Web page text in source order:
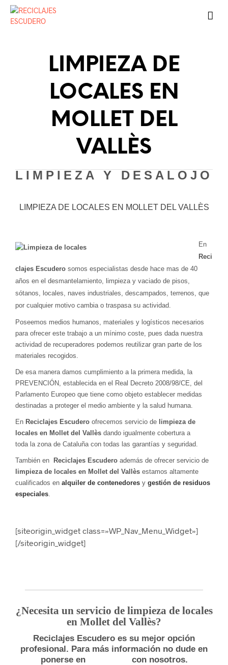
LIMPIEZA DE
LOCALES EN
MOLLET DEL
VALLÈS
LIMPIEZA Y DESALOJO
LIMPIEZA DE LOCALES EN MOLLET DEL VALLÈS
En
Reci
clajes Escudero somos especialistas desde hace mas de 40
años en el desmantelamiento, limpieza y vaciado de pisos,
sótanos, locales, naves industriales, descampados, terrenos, que
por cualquier motivo cambia o traspasa su actividad.
Poseemos medios humanos, materiales y logísticos necesarios
para ofrecer este trabajo a un mínimo coste, pues dada nuestra
actividad de recuperadores podemos reutilizar gran parte de los
materiales recogidos.
De esa manera damos cumplimiento a la primera medida, la
PREVENCIÓN, establecida en el Real Decreto 2008/98/CE, del
Parlamento Europeo que tiene como objeto establecer medidas
destinadas a proteger el medio ambiente y la salud humana.
En Reciclajes Escudero ofrecemos servicio de limpieza de
locales en Mollet del Vallès dando igualmente cobertura a
toda la zona de Cataluña con todas las garantías y seguridad.
También en Reciclajes Escudero además de ofrecer servicio de
limpieza de locales en Mollet del Vallès estamos altamente
cualificados en alquiler de contenedores y gestión de residuos
especiales.
[siteorigin_widget class=»WP_Nav_Menu_Widget»]
[/siteorigin_widget]
¿Necesita un servicio de limpieza de locales
en Mollet del Vallès?
Reciclajes Escudero es su mejor opción
profesional. Para más información no dude en
ponerse en
con nosotros.